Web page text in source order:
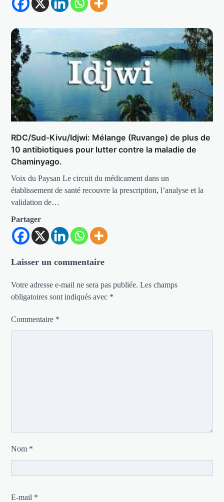
RDC/Sud-Kivu/Idjwi: Mélange (Ruvange) de plus de
10 antibiotiques pour lutter contre la maladie de
Chaminyago.
Voix du Paysan Le circuit du médicament dans un
établissement de santé recouvre la prescription, l’analyse et la
validation de…
Partager
Laisser un commentaire
Votre adresse e-mail ne sera pas publiée. Les champs
obligatoires sont indiqués avec *
Commentaire *
Nom *
E-mail *